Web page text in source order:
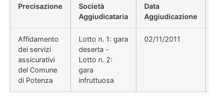
Precisazione
Società
Aggiudicataria
Data
Aggiudicazione
Affidamento
dei servizi
assicurativi
del Comune
di Potenza
Lotto n. 1: gara
deserta -
Lotto n. 2:
gara
infruttuosa
02/11/2011